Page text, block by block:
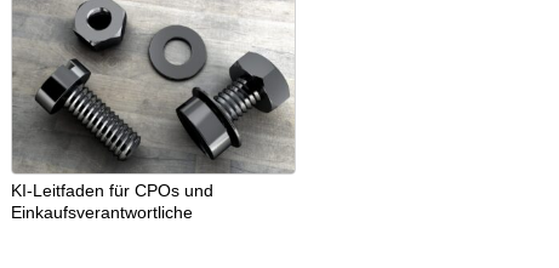
KI-Leitfaden für CPOs und
Einkaufsverantwortliche